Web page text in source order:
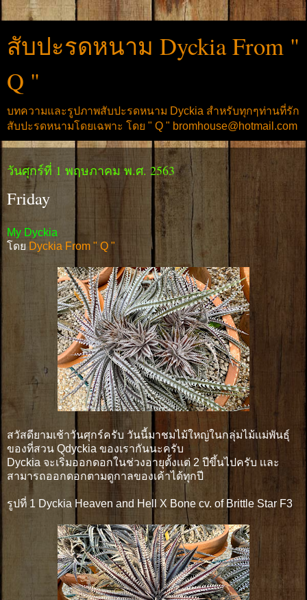
สับปะรดหนาม Dyckia From "
Q "
บทความและรูปภาพสับปะรดหนาม Dyckia สำหรับทุกๆท่านที่รัก
สับปะรดหนามโดยเฉพาะ โดย " Q " bromhouse@hotmail.com
วันศุกร์ที่ 1 พฤษภาคม พ.ศ. 2563
Friday
My Dyckia
โดย Dyckia From " Q "
สวัสดียามเช้าวันศุกร์ครับ วันนี้มาชมไม้ใหญ่ในกลุ่มไม้เเม่พันธุ์
ของที่สวน Qdyckia ของเรากันนะครับ
Dyckia จะเริ่มออกดอกในช่วงอายุตั้งเเต่ 2 ปีขึ้นไปครับ เเละ
สามารถออกดอกตามดูกาลของเค้าได้ทุกปี
รูปที่ 1 Dyckia Heaven and Hell X Bone cv. of Brittle Star F3